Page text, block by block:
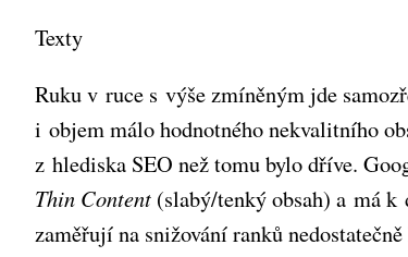
Texty
Ruku v ruce s výše zmíněným jde
i objem málo hodnotného nekvalitního
z hlediska SEO než tomu bylo dříve.
Thin Content (slabý/tenký obsah) a má
zaměřují na snižování ranků